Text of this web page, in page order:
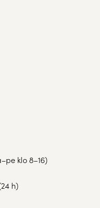
klo 8–16)
h)